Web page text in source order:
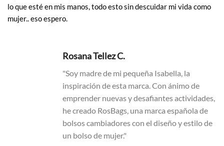
lo que esté en mis manos, todo esto sin descuidar mi vida como
mujer.. eso espero.
Rosana Tellez C.
"Soy madre de mi pequeña Isabella, la
inspiración de esta marca. Con ánimo de
emprender nuevas y desafiantes actividades,
he creado RosBags, una marca española de
bolsos cambiadores con el diseño y estilo de
un bolso de mujer."